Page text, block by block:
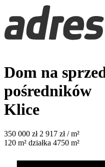
Dom na
pośredników
Klice
350 000 zł 2 917 zł / m²
120 m² działka 4750 m²